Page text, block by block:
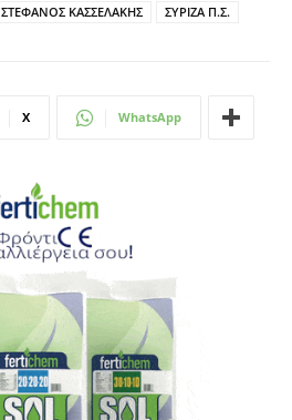
ΣΤΕΦΑΝΟΣ ΚΑΣΣΕΛΑΚΗΣ ΣΥΡΙΖΑ Π.Σ.
X WhatsApp